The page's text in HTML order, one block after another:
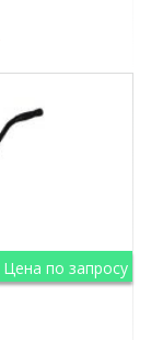
Цена по запросу